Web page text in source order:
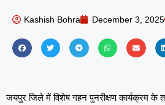
Kashish Bohra December 3, 2025
जयपुर जिले में विशेष गहन पुनरीक्षण कार्यक्रम के